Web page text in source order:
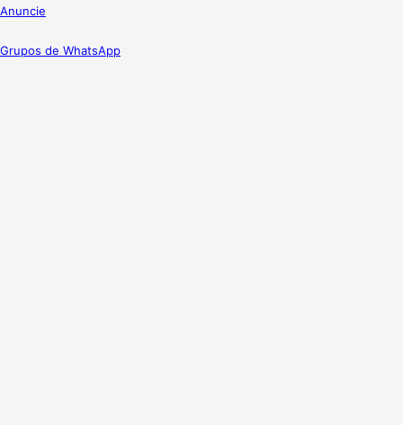
Anuncie
Grupos de WhatsApp